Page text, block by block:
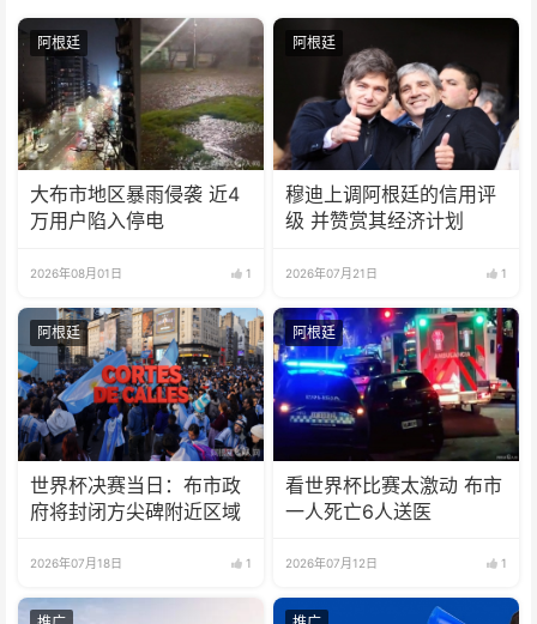
阿根廷
大布市地区暴雨侵袭 近4
万用户陷入停电
2026年08月01日 1
阿根廷
穆迪上调阿根廷的信用评
级 并赞赏其经济计划
2026年07月21日 1
阿根廷
世界杯决赛当日：布市政
府将封闭方尖碑附近区域
2026年07月18日 1
阿根廷
看世界杯比赛太激动 布市
一人死亡6人送医
2026年07月12日 1